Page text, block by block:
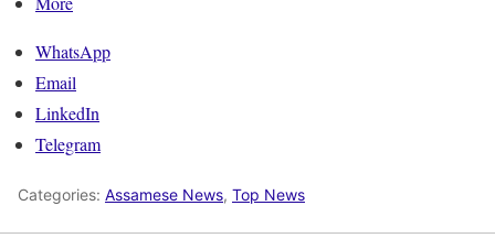
WhatsApp
Email
LinkedIn
Telegram
Categories: Assamese News, Top News